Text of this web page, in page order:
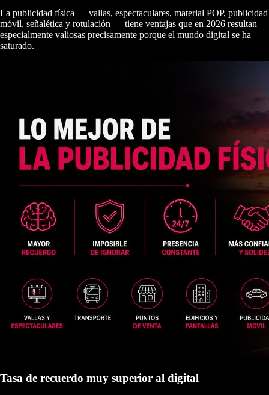
La publicidad física — vallas, espectaculares, material POP, publicidad
móvil, señalética y rotulación — tiene ventajas que en 2026 resultan
especialmente valiosas precisamente porque el mundo digital se ha
saturado.
Tasa de recuerdo muy superior al digital